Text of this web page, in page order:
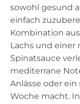
sowohl gesund
einfach
Kombination
Lachs und einer
Spinatsauce
mediterrane
Anlässe oder
Woche macht.